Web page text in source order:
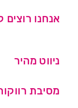
אנחנו
ניווט מהיר
מסיבת